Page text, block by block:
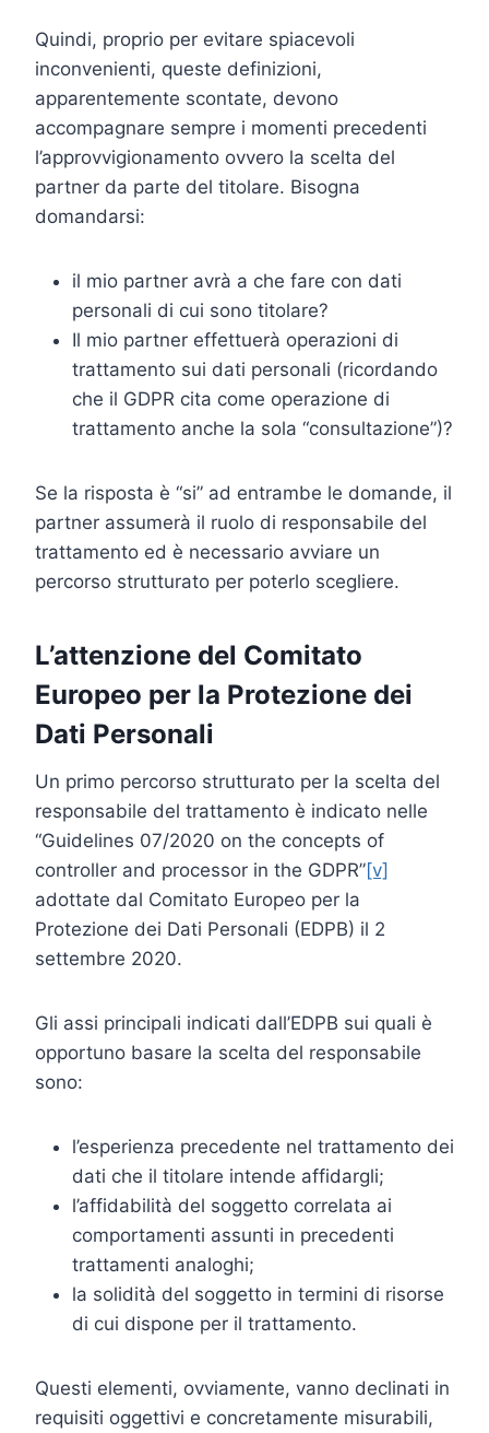
Quindi, proprio per evitare spiacevoli
inconvenienti, queste definizioni,
apparentemente scontate, devono
accompagnare sempre i momenti precedenti
l’approvvigionamento ovvero la scelta del
partner da parte del titolare. Bisogna
domandarsi:
il mio partner avrà a che fare con dati
personali di cui sono titolare?
Il mio partner effettuerà operazioni di
trattamento sui dati personali (ricordando
che il GDPR cita come operazione di
trattamento anche la sola “consultazione”)?
Se la risposta è “si” ad entrambe le domande, il
partner assumerà il ruolo di responsabile del
trattamento ed è necessario avviare un
percorso strutturato per poterlo scegliere.
L’attenzione del Comitato
Europeo per la Protezione dei
Dati Personali
Un primo percorso strutturato per la scelta del
responsabile del trattamento è indicato nelle
“Guidelines 07/2020 on the concepts of
controller and processor in the GDPR”[v]
adottate dal Comitato Europeo per la
Protezione dei Dati Personali (EDPB) il 2
settembre 2020.
Gli assi principali indicati dall’EDPB sui quali è
opportuno basare la scelta del responsabile
sono:
l’esperienza precedente nel trattamento dei
dati che il titolare intende affidargli;
l’affidabilità del soggetto correlata ai
comportamenti assunti in precedenti
trattamenti analoghi;
la solidità del soggetto in termini di risorse
di cui dispone per il trattamento.
Questi elementi, ovviamente, vanno declinati in
requisiti oggettivi e concretamente misurabili,